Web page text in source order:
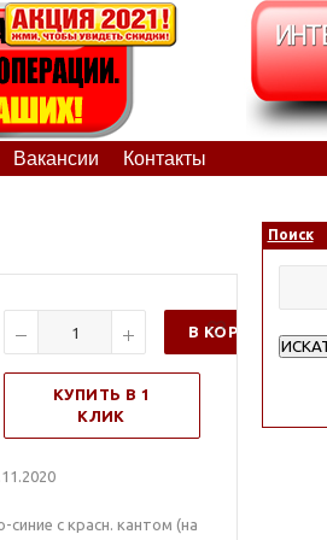
Вакансии Контакты
В КОРЗИНУ
КУПИТЬ В 1
КЛИК
с красн. кантом (на
Поиск